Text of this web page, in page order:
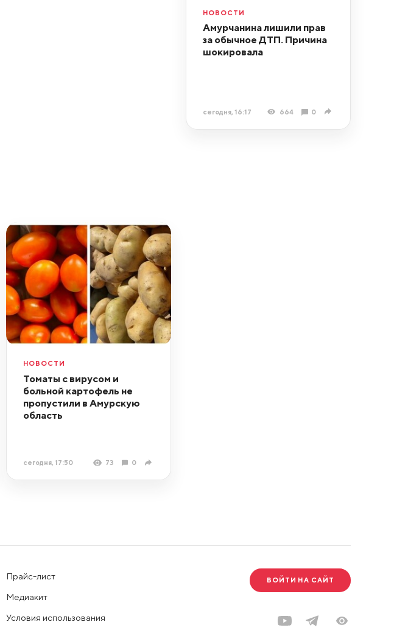
НОВОСТИ
Амурчанина лишили прав
за обычное ДТП. Причина
шокировала
сегодня, 16:17 664 0
НОВОСТИ
Томаты с вирусом и
больной картофель не
пропустили в Амурскую
область
сегодня, 17:50 73 0
Прайс-лист
Медиакит
Условия использования
ВОЙТИ НА САЙТ